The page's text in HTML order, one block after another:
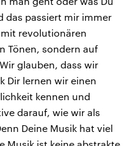
das passiert mir immer
revolutionären
Tönen, sondern auf
glauben, dass wir
Dir lernen wir einen
kennen und
darauf, wie wir als
Deine Musik hat viel